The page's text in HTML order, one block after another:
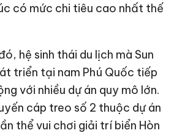
có mức chi tiêu cao nhất thế
hệ sinh thái du lịch mà Sun
triển tại nam Phú Quốc tiếp
với nhiều dự án quy mô lớn.
cáp treo số 2 thuộc dự án
thể vui chơi giải trí biển Hòn